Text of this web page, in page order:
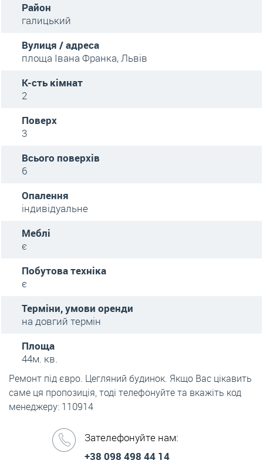
Район
галицький
Вулиця / адреса
площа Івана Франка, Львів
К-сть кімнат
2
Поверх
3
Всього поверхів
6
Опалення
індивідуальне
Меблі
є
Побутова техніка
є
Терміни, умови оренди
на довгий термін
Площа
44м. кв.
Ремонт під євро. Цегляний будинок. Якщо Вас цікавить
саме ця пропозиція, тоді телефонуйте та вкажіть код
менеджеру: 110914
Зателефонуйте нам:
+38 098 498 44 14